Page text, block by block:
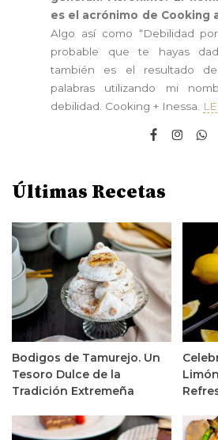
es el acrónimo de Cooking
Algo así como “Debilidad
probable que te hayas
también es el resultado
palabras utilizando mi
debilidad. Cooking + Inessa.
Últimas Recetas
Bodigos de Tamurejo. Un
Tesoro Dulce de la
Tradición Extremeña